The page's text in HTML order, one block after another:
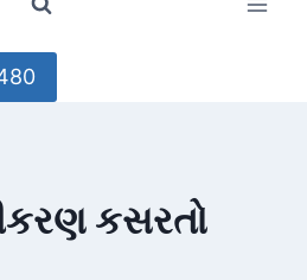
કસરતો